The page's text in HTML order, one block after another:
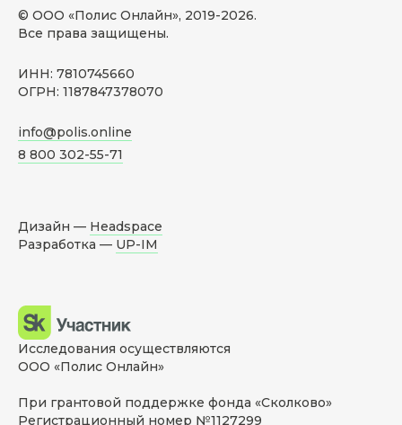
© ООО «Полис Онлайн», 2019-2026.
Все права защищены.
ИНН: 7810745660
ОГРН: 1187847378070
info@polis.online
8 800 302-55-71
Дизайн — Headspace
Разработка — UP-IM
Исследования осуществляются
ООО «Полис Онлайн»
При грантовой поддержке фонда «Сколково»
Регистрационный номер №1127299